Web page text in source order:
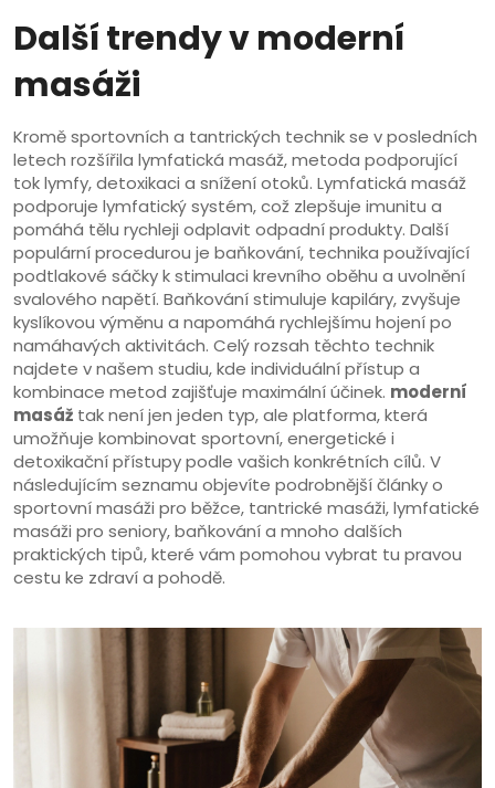
Další trendy v moderní
masáži
Kromě sportovních a tantrických technik se v posledních
letech rozšířila lymfatická masáž,metoda podporující
tok lymfy, detoxikaci a snížení otoků. Lymfatická masáž
podporuje lymfatický systém, což zlepšuje imunitu a
pomáhá tělu rychleji odplavit odpadní produkty. Další
populární procedurou je baňkování, technika používající
podtlakové sáčky k stimulaci krevního oběhu a uvolnění
svalového napětí. Baňkování stimuluje kapiláry, zvyšuje
kyslíkovou výměnu a napomáhá rychlejšímu hojení po
namáhavých aktivitách. Celý rozsah těchto technik
najdete v našem studiu, kde individuální přístup a
kombinace metod zajišťuje maximální účinek. moderní
masáž tak není jen jeden typ, ale platforma, která
umožňuje kombinovat sportovní, energetické i
detoxikační přístupy podle vašich konkrétních cílů. V
následujícím seznamu objevíte podrobnější články o
sportovní masáži pro běžce, tantrické masáži, lymfatické
masáži pro seniory, baňkování a mnoho dalších
praktických tipů, které vám pomohou vybrat tu pravou
cestu ke zdraví a pohodě.